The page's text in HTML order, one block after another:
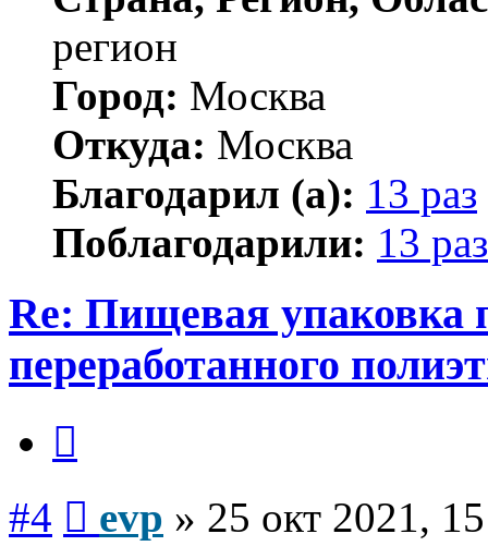
регион
Город: Москва
Откуда: Москва
Благодарил (а): 13 раз
Поблагодарили: 13 раз
Re: Пищевая упаковка
переработанного
#4 evp » 25 окт 2021,